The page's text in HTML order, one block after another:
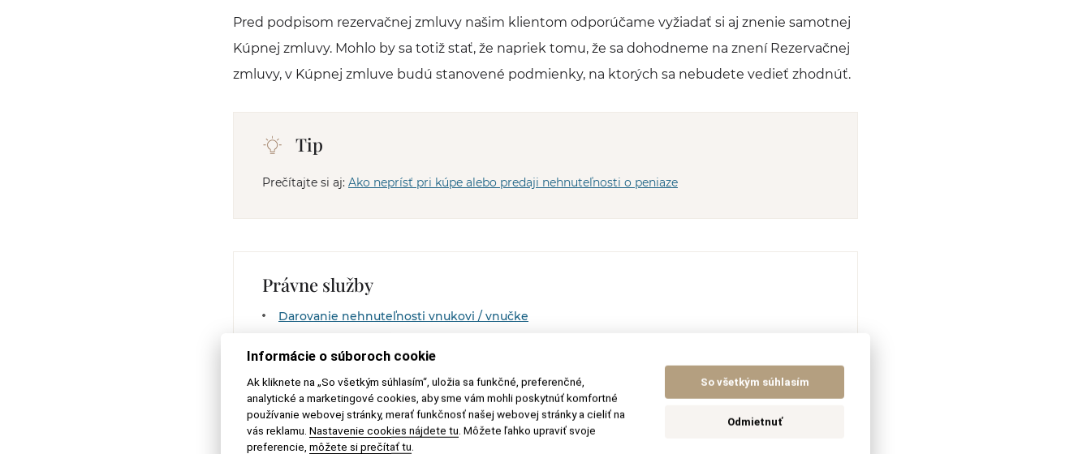
Pred podpisom rezervačnej zmluvy našim klientom odporúčame vyžiadať si aj znenie samotnej
Kúpnej zmluvy. Mohlo by sa totiž stať, že napriek tomu, že sa dohodneme na znení Rezervačnej
zmluvy, v Kúpnej zmluve budú stanovené podmienky, na ktorých sa nebudete vedieť zhodnúť.
Tip
Prečítajte si aj: Ako neprísť pri kúpe alebo predaji nehnuteľnosti o peniaze
Právne služby
Darovanie nehnuteľnosti vnukovi / vnučke
Darovanie nehnuteľnosti deťom (synovi, dcére)
Vyporiadanie podielového spoluvlastníctva
Zastupovanie pri neplatnosti zmluvy na nehnuteľnosť
Zobraziť všetky z rovnakej kategórie
Informácie o súboroch cookie
Ak kliknete na „So všetkým súhlasím“, uložia sa funkčné, preferenčné,
analytické a marketingové cookies, aby sme vám mohli poskytnúť komfortné
používanie webovej stránky, merať funkčnosť našej webovej stránky a cieliť na
vás reklamu. Nastavenie cookies nájdete tu. Môžete ľahko upraviť svoje
preferencie, môžete si prečítať tu.
So všetkým súhlasím
Odmietnuť